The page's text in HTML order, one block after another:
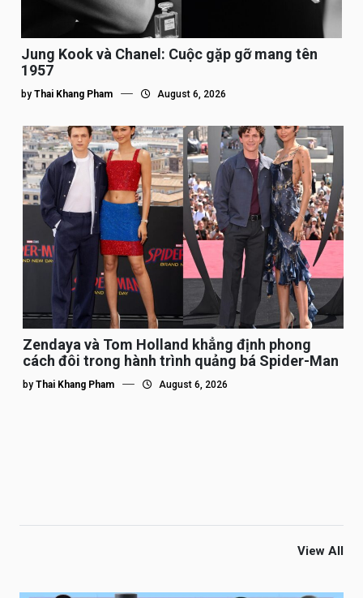
Jung Kook và Chanel: Cuộc gặp gỡ mang tên
1957
by Thai Khang Pham August 6, 2026
Zendaya và Tom Holland khẳng định phong
cách đôi trong hành trình quảng bá Spider-Man
by Thai Khang Pham August 6, 2026
View All